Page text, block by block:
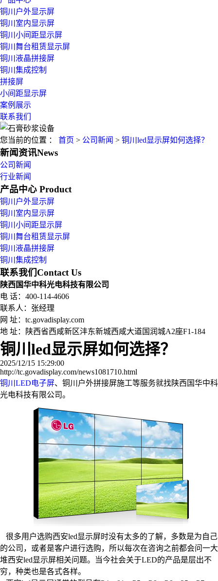
铜川户外显示屏
铜川室内显示屏
铜川小间距显示屏
铜川舞台租赁显示屏
铜川液晶拼接屏
铜川集成控制
拼接屏
小间距显示屏
案例展示
联系我们
您当前的位置 ： 首页 > 公司新闻 > 铜川led显示屏如何选择？
新闻资讯News
公司新闻
行业新闻
产品中心 Product
铜川户外显示屏
铜川室内显示屏
铜川小间距显示屏
铜川舞台租赁显示屏
铜川液晶拼接屏
铜川集成控制
联系我们Contact Us
陕西国华中科光电科技有限公司
电 话：400-114-4606
联系人：张经理
网 址：tc.govadisplay.com
地 址：
陕西省西咸新区沣东新城西咸大道国润城A2座F1-184
铜川led显示屏如何选择？
2025/12/15 15:29:00
http://tc.govadisplay.com/news1081710.html
铜川LED电子屏、铜川户外拼接屏施工等服务就找陕西国华中科
光电科技有限公司。
很多用户选购西安led显示屏时没有太多的了解，多数是为自己
的公司，或者是客户进行选购，所以每次在咨询之前都会问一大
堆西安led显示屏相关问题。当今社会关于LED的产品是层出不
穷，种类也是各式各样。